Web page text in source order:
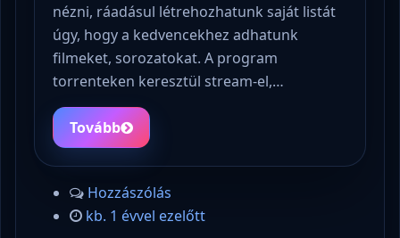
nézni, ráadásul létrehozhatunk saját listát
úgy, hogy a kedvencekhez adhatunk
filmeket, sorozatokat. A program
torrenteken keresztül stream-el,…
Tovább
Hozzászólás
kb. 1 évvel ezelőtt